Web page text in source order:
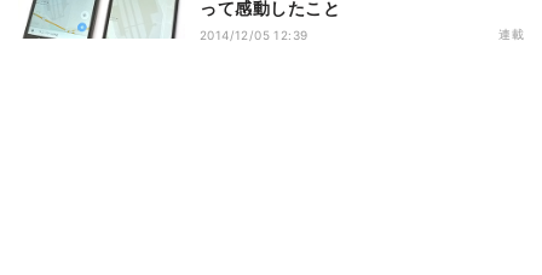
って感動したこと
2014/12/05 12:39 連載